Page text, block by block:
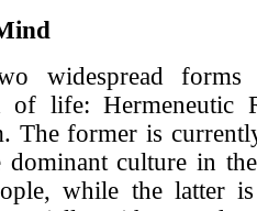
widespread forms
life: Hermeneutic
The former is
culture in
while the latter